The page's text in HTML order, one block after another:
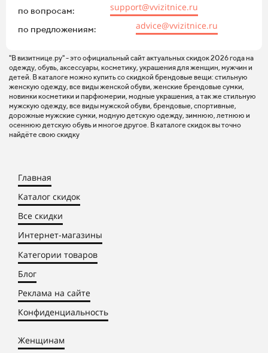
по вопросам: support@vvizitnice.ru
по предложениям: advice@vvizitnice.ru
"В визитнице.ру" - это официальный сайт актуальных скидок 2026 года на
одежду, обувь, аксессуары, косметику, украшения для женщин, мужчин и
детей. В каталоге можно купить со скидкой брендовые вещи: стильную
женскую одежду, все виды женской обуви, женские брендовые сумки,
новинки косметики и парфюмерии, модные украшения, а так же стильную
мужскую одежду, все виды мужской обуви, брендовые, спортивные,
дорожные мужские сумки, модную детскую одежду, зимнюю, летнюю и
осеннюю детскую обувь и многое другое. В каталоге скидок вы точно
найдёте свою скидку
Главная
Каталог скидок
Все скидки
Интернет-магазины
Категории товаров
Блог
Реклама на сайте
Конфиденциальность
Женщинам